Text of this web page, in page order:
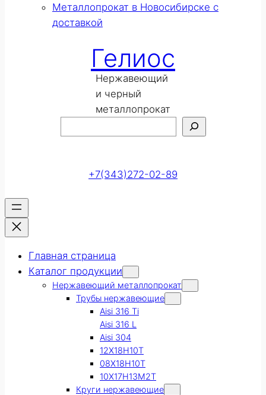
Металлопрокат в Новосибирске с
доставкой
Гелиос
Нержавеющий
и черный
металлопрокат
+7(343)272-02-89
Главная страница
Каталог продукции
Нержавеющий металлопрокат
Трубы нержавеющие
Aisi 316 Ti
Aisi 316 L
Aisi 304
12Х18Н10Т
08Х18Н10Т
10Х17Н13М2Т
Круги нержавеющие